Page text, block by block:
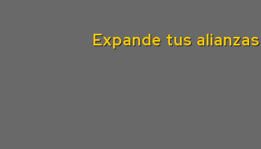
Expande tus